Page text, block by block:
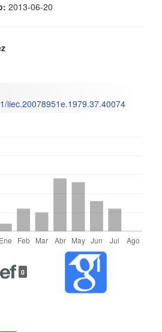
2013-06-20
iiec.20078951e.1979.37.40074
0